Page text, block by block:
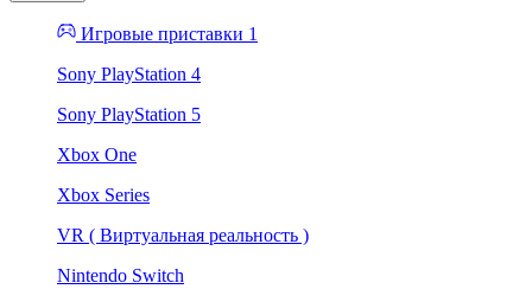
Игровые приставки 1
Sony PlayStation 4
Sony PlayStation 5
Xbox One
Xbox Series
VR ( Виртуальная реальность )
Nintendo Switch